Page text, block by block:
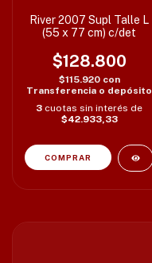
River 2007 Supl Talle L
(55 x 77 cm) c/det
$128.800
$115.920 con
Transferencia o depósito
3 cuotas sin interés de
$42.933,33